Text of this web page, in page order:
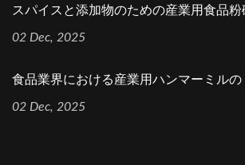
スパイスと添加物のための産業用食品
02 Dec, 2025
食品業界における産業用ハンマーミル
02 Dec, 2025